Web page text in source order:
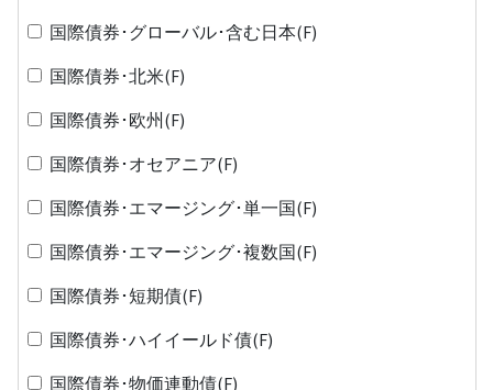
国際債券･グローバル･含む日本(F)
国際債券･北米(F)
国際債券･欧州(F)
国際債券･オセアニア(F)
国際債券･エマージング･単一国(F)
国際債券･エマージング･複数国(F)
国際債券･短期債(F)
国際債券･ハイイールド債(F)
国際債券･物価連動債(F)